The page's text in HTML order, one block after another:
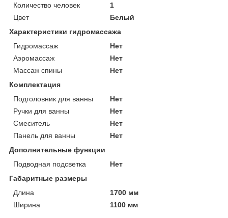
Количество человек
1
Цвет
Белый
Характеристики гидромассажа
Гидромассаж
Нет
Аэромассаж
Нет
Массаж спины
Нет
Комплектация
Подголовник для ванны
Нет
Ручки для ванны
Нет
Смеситель
Нет
Панель для ванны
Нет
Дополнительные функции
Подводная подсветка
Нет
Габаритные размеры
Длина
1700 мм
Ширина
1100 мм